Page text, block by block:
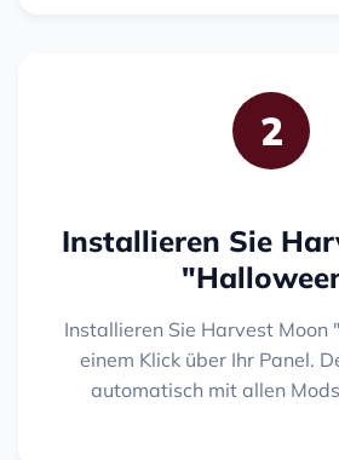
2
Installieren Sie
Installieren Sie Harvest Moon
einem Klick über Ihr Panel.
automatisch mit allen